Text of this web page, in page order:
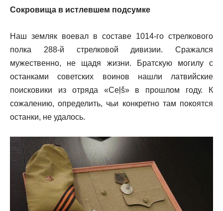
Сокровища в истлевшем подсумке
Наш земляк воевал в составе 1014-го стрелкового
полка 288-й стрелковой дивизии. Сражался
мужественно, не щадя жизни. Братскую могилу с
останками советских воинов нашли латвийские
поисковики из отряда «Ceļš» в прошлом году. К
сожалению, определить, чьи конкретно там покоятся
останки, не удалось.